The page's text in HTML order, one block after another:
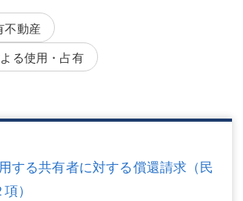
不動産
る使用・占有
する共有者に対する償還請求（民
）